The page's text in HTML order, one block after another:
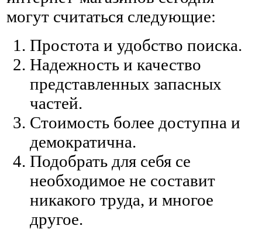
могут считаться следующие:
Простота и удобство поиска.
Надежность и качество
представленных запасных
частей.
Стоимость более доступна и
демократична.
Подобрать для себя се
необходимое не составит
никакого труда, и многое
другое.